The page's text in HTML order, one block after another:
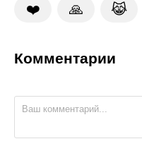
❤️ 🙏 😹
Комментарии